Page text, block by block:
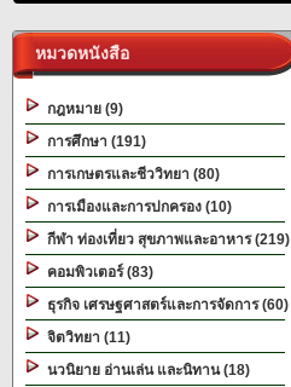
หมวดหนังสือ
กฎหมาย (9)
การศึกษา (191)
การเกษตรและชีววิทยา (80)
การเมืองและการปกครอง (10)
กีฬา ท่องเที่ยว สุขภาพและอาหาร (219)
คอมพิวเตอร์ (83)
ธุรกิจ เศรษฐศาสตร์และการจัดการ (60)
จิตวิทยา (11)
นวนิยาย อ่านเล่น และนิทาน (18)